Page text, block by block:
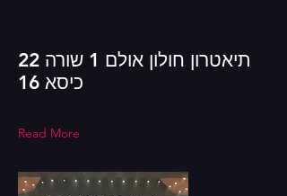
תיאטרון חולון אולם 1 שורה 22
כיסא 16
Read More